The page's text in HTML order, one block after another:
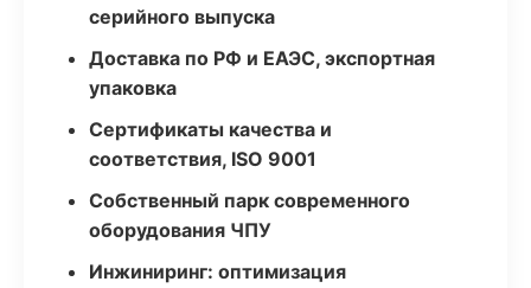
серийного выпуска
Доставка по РФ и ЕАЭС, экспортная
упаковка
Сертификаты качества и
соответствия, ISO 9001
Собственный парк современного
оборудования ЧПУ
Инжиниринг: оптимизация